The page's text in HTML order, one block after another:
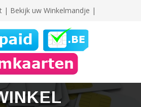
| Bekijk uw Winkelmandje |